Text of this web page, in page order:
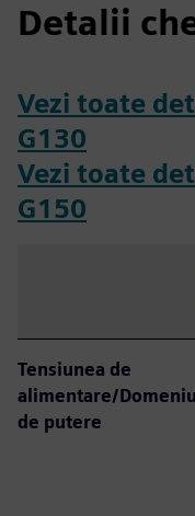
Detalii
Vezi toate
G130
Vezi toate
G150
Tensiunea de
alimentare/Domeniul
de putere